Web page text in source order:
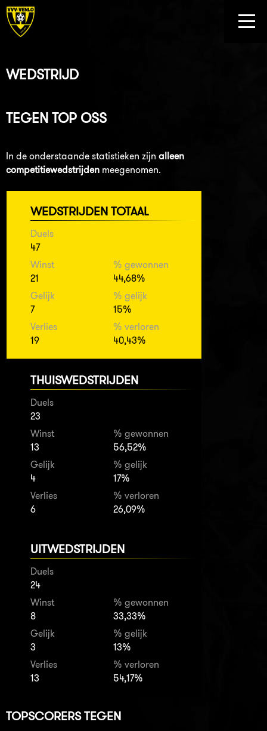
WEDSTRIJD
TEGEN TOP OSS
In de onderstaande statistieken zijn alleen
competitiewedstrijden meegenomen.
WEDSTRIJDEN TOTAAL
Duels
47
Winst
21
% gewonnen
44,68%
Gelijk
7
% gelijk
15%
Verlies
19
% verloren
40,43%
THUISWEDSTRIJDEN
Duels
23
Winst
13
% gewonnen
56,52%
Gelijk
4
% gelijk
17%
Verlies
6
% verloren
26,09%
UITWEDSTRIJDEN
Duels
24
Winst
8
% gewonnen
33,33%
Gelijk
3
% gelijk
13%
Verlies
13
% verloren
54,17%
TOPSCORERS TEGEN